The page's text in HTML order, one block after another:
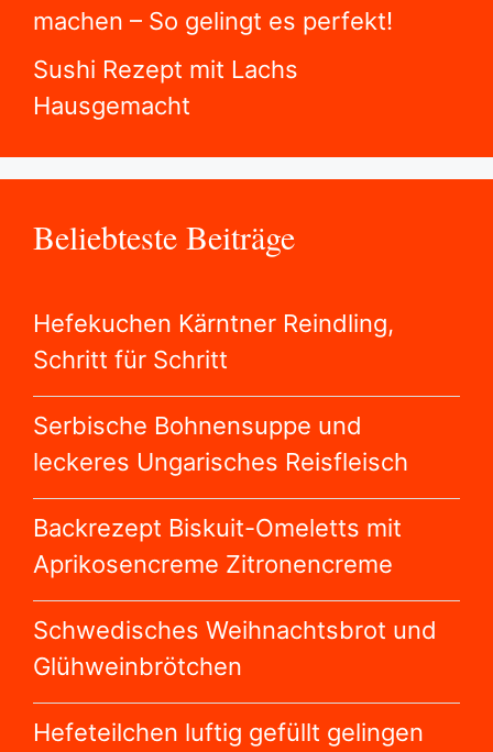
machen – So gelingt es perfekt!
Sushi Rezept mit Lachs
Hausgemacht
Beliebteste Beiträge
Hefekuchen Kärntner Reindling,
Schritt für Schritt
Serbische Bohnensuppe und
leckeres Ungarisches Reisfleisch
Backrezept Biskuit-Omeletts mit
Aprikosencreme Zitronencreme
Schwedisches Weihnachtsbrot und
Glühweinbrötchen
Hefeteilchen luftig gefüllt gelingen